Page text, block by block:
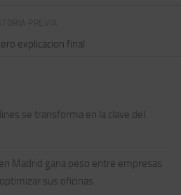
explicacion final
se transforma en la clave del
Madrid gana peso entre empresas
sus oficinas